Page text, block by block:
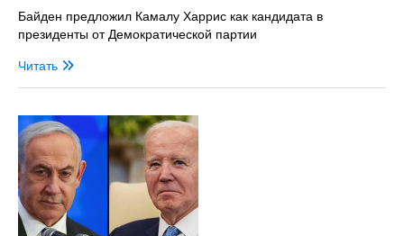
Байден предложил Камалу Харрис как кандидата в
президенты от Демократической партии
Читать